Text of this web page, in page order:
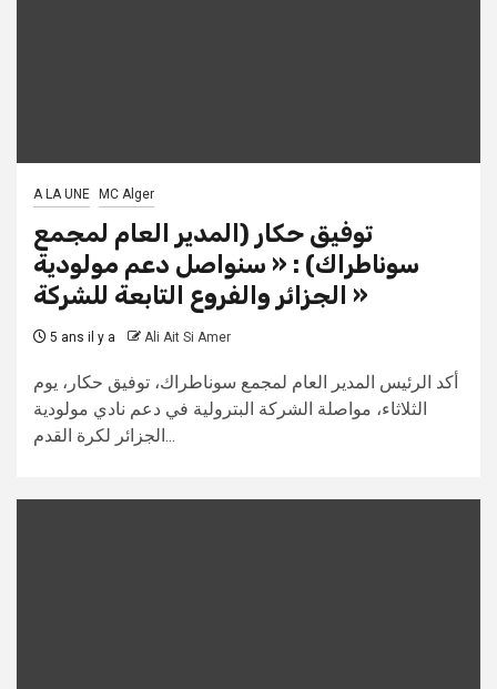
A LA UNE MC Alger
توفيق حكار (المدير العام لمجمع
سوناطراك) : « سنواصل دعم مولودية
الجزائر والفروع التابعة للشركة »
5 ans il y a Ali Ait Si Amer
أكد الرئيس المدير العام لمجمع سوناطراك، توفيق حكار، يوم
الثلاثاء، مواصلة الشركة البترولية في دعم نادي مولودية
الجزائر لكرة القدم...